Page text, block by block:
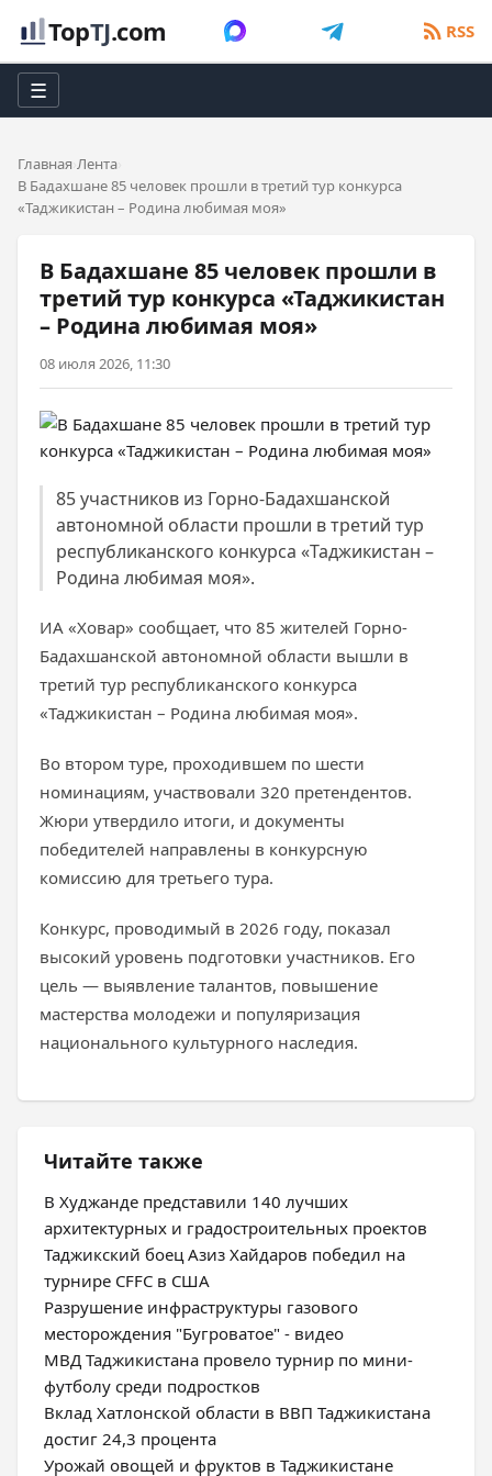
TopTJ.com RSS
☰
Главная Лента
В Бадахшане 85 человек прошли в третий тур конкурса
«Таджикистан – Родина любимая моя»
В Бадахшане 85 человек прошли в
третий тур конкурса «Таджикистан
– Родина любимая моя»
08 июля 2026, 11:30
85 участников из Горно-Бадахшанской
автономной области прошли в третий тур
республиканского конкурса «Таджикистан –
Родина любимая моя».
ИА «Ховар» сообщает, что 85 жителей Горно-
Бадахшанской автономной области вышли в
третий тур республиканского конкурса
«Таджикистан – Родина любимая моя».
Во втором туре, проходившем по шести
номинациям, участвовали 320 претендентов.
Жюри утвердило итоги, и документы
победителей направлены в конкурсную
комиссию для третьего тура.
Конкурс, проводимый в 2026 году, показал
высокий уровень подготовки участников. Его
цель — выявление талантов, повышение
мастерства молодежи и популяризация
национального культурного наследия.
Читайте также
В Худжанде представили 140 лучших
архитектурных и градостроительных проектов
Таджикский боец Азиз Хайдаров победил на
турнире CFFC в США
Разрушение инфраструктуры газового
месторождения "Бугроватое" - видео
МВД Таджикистана провело турнир по мини-
футболу среди подростков
Вклад Хатлонской области в ВВП Таджикистана
достиг 24,3 процента
Урожай овощей и фруктов в Таджикистане